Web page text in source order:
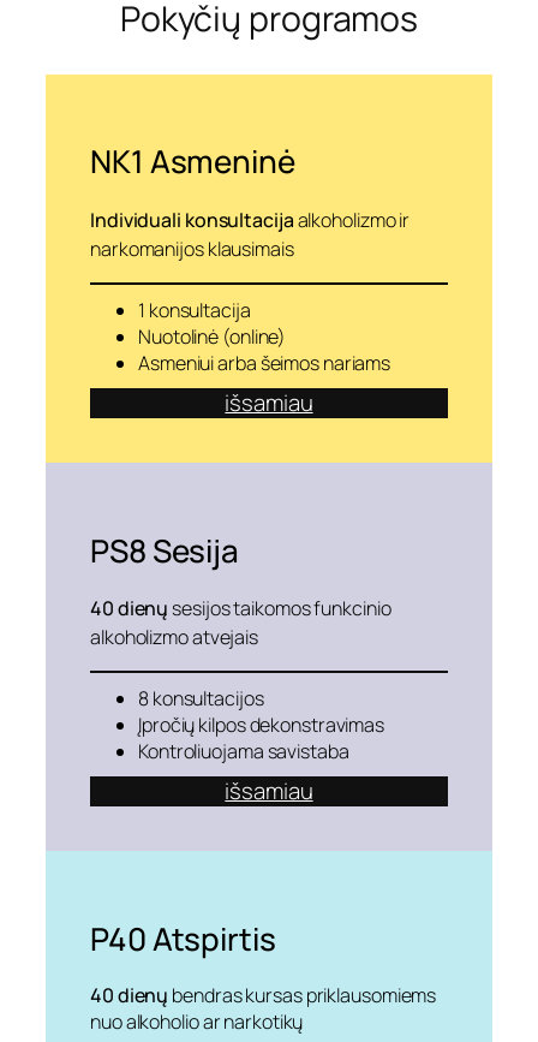
o
Pokyčių programos
NK1 Asmeninė
Individuali konsultacijaalkoholizmo ir
narkomanijos klausimais
1 konsultacija
Nuotolinė (online)
Asmeniui arba šeimos nariams
išsamiau
PS8Sesija
40 dienų sesijos taikomos funkcinio
alkoholizmo atvejais
8 konsultacijos
Įpročių kilpos dekonstravimas
Kontroliuojama savistaba
išsamiau
P40Atspirtis
40 dienų bendras kursas priklausomiems
nuo alkoholio ar narkotikų